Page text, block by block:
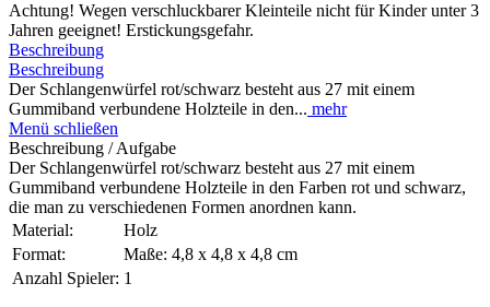
Achtung! Wegen verschluckbarer Kleinteile nicht für Kinder unter 3
Jahren geeignet! Erstickungsgefahr.
Beschreibung
Beschreibung
Der Schlangenwürfel rot/schwarz besteht aus 27 mit einem
Gummiband verbundene Holzteile in den... mehr
Menü schließen
Beschreibung / Aufgabe
Der Schlangenwürfel rot/schwarz besteht aus 27 mit einem
Gummiband verbundene Holzteile in den Farben rot und schwarz,
die man zu verschiedenen Formen anordnen kann.
Material:
Holz
Format:
Maße: 4,8 x 4,8 x 4,8 cm
Anzahl Spieler: 1